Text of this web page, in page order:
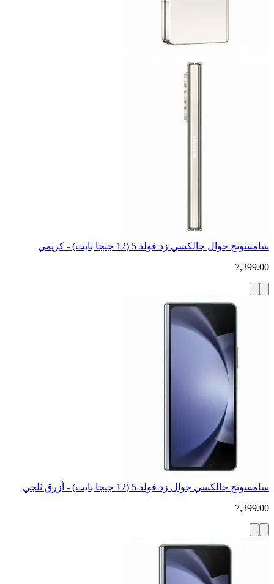
سامسونج جوال جالكسي زد فولد 5 (12 جيجا بايت) - كريمي
7,399.00
سامسونج جالكسي جوال زد فولد 5 (12 جيجا بايت) - أزرق ثلجي
7,399.00